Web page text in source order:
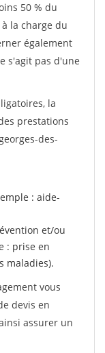
50 % du
la charge du
également
s'agit pas d'une
la
prestations
des-
: aide-
et/ou
: prise en
maladies).
vous
devis en
assurer un